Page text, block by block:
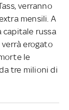
verranno
mensili. A
capitale russa
erogato
le
tre milioni di